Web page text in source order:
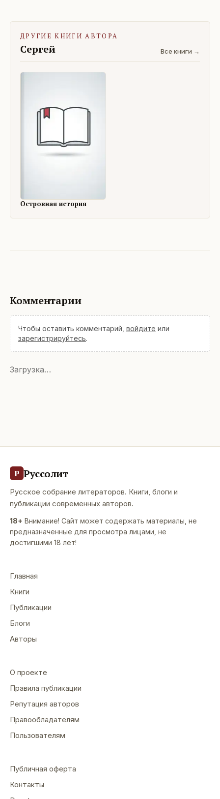
ДРУГИЕ КНИГИ АВТОРА
Сергей Все книги →
Островная история
Комментарии
Чтобы оставить комментарий, войдите или
зарегистрируйтесь.
Загрузка…
Р Руссолит
Русское собрание литераторов. Книги, блоги и
публикации современных авторов.
18+ Внимание! Сайт может содержать материалы, не
предназначенные для просмотра лицами, не
достигшими 18 лет!
Главная
Книги
Публикации
Блоги
Авторы
О проекте
Правила публикации
Репутация авторов
Правообладателям
Пользователям
Публичная оферта
Контакты